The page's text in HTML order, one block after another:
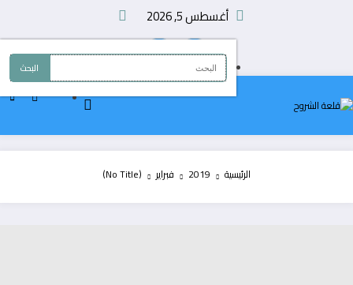
أغسطس 5, 2026
الرئيسية 2019 فبراير (No Title)